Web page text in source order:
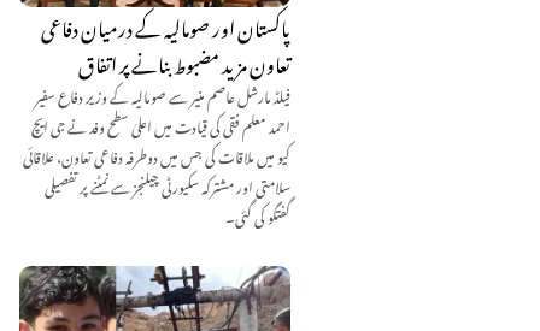
پاکستان اور صومالیہ کے درمیان دفاعی
تعاون مزید مضبوط بنانے پر اتفاق
فیلڈ مارشل عاصم منیر سے صومالیہ کے وزیر دفاع سفیر
احمد معلم فقی کی قیادت میں اعلیٰ سطح وفد نے جی ایچ
کیو میں ملاقات کی جس میں دوطرفہ دفاعی تعاون، علاقائی
سلامتی اور مشترکہ سکیورٹی چیلنجز سے نمٹنے پر تفصیلی
گفتگو کی گئی۔